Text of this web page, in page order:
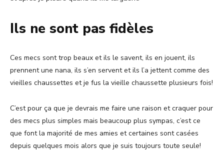
Ils ne sont pas fidèles
Ces mecs sont trop beaux et ils le savent, ils en jouent, ils
prennent une nana, ils s’en servent et ils l’a jettent comme des
vieilles chaussettes et je fus la vieille chaussette plusieurs fois!
C’est pour ça que je devrais me faire une raison et craquer pour
des mecs plus simples mais beaucoup plus sympas, c’est ce
que font la majorité de mes amies et certaines sont casées
depuis quelques mois alors que je suis toujours toute seule!